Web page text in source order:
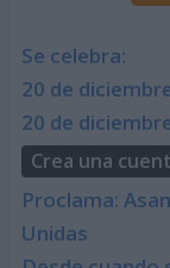
Se celebra:
20 de
20 de
Crea una
Proclama:
Unidas